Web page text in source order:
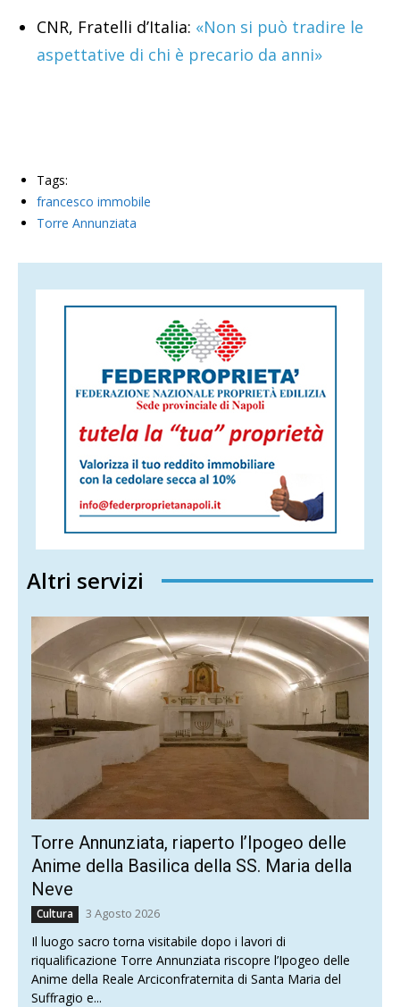
CNR, Fratelli d’Italia: «Non si può tradire le
aspettative di chi è precario da anni»
Tags:
francesco immobile
Torre Annunziata
Altri servizi
Torre Annunziata, riaperto l’Ipogeo delle
Anime della Basilica della SS. Maria della
Neve
Cultura 3 Agosto 2026
Il luogo sacro torna visitabile dopo i lavori di
riqualificazione Torre Annunziata riscopre l’Ipogeo delle
Anime della Reale Arciconfraternita di Santa Maria del
Suffragio e...